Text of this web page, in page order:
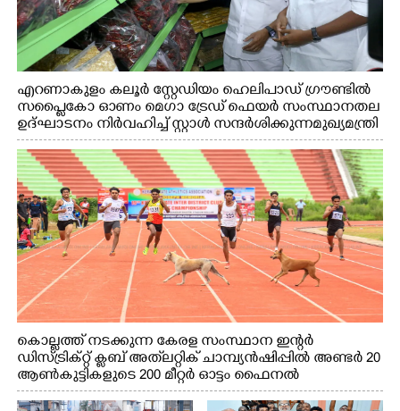
എറണാകുളം കലൂർ സ്റ്റേഡിയം ഹെലിപാഡ് ഗ്രൗണ്ടിൽ
സപ്ളൈകോ ഓണം മെഗാ ട്രേഡ് ഫെയർ സംസ്ഥാനതല
ഉദ്ഘാടനം നിർവഹിച്ച് സ്റ്റാൾ സന്ദർശിക്കുന്ന മുഖ്യമന്ത്രി
വി.ഡി. സതീശൻ. മന്ത്രി അനൂപ് ജേക്കബ് സമീപം
കൊല്ലത്ത് നടക്കുന്ന കേരള സംസ്ഥാന ഇന്റർ
ഡിസ്ട്രിക്റ്റ് ക്ലബ് അത്‌ലറ്റിക് ചാമ്പ്യൻഷിപ്പിൽ അണ്ടർ 20
ആൺകുട്ടികളുടെ 200 മീറ്റർ ഓട്ടം ഫൈനൽ
മത്സരത്തിനിടെ സിന്തറ്റിക് ട്രാക്കിന് കുറുകെ ഓടുന്ന